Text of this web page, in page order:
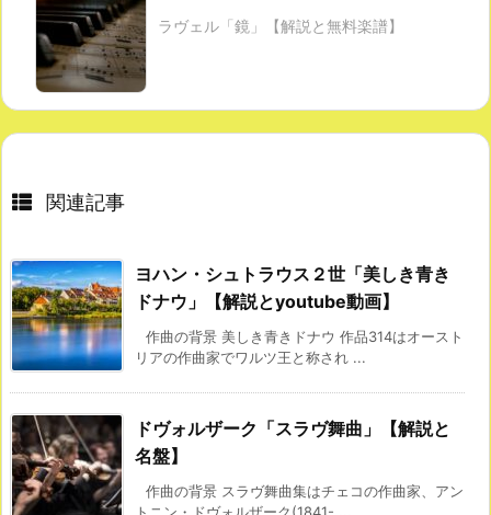
ラヴェル「鏡」【解説と無料楽譜】
関連記事
ヨハン・シュトラウス２世「美しき青き
ドナウ」【解説とyoutube動画】
作曲の背景 美しき青きドナウ 作品314はオースト
リアの作曲家でワルツ王と称され ...
ドヴォルザーク「スラヴ舞曲」【解説と
名盤】
作曲の背景 スラヴ舞曲集はチェコの作曲家、アン